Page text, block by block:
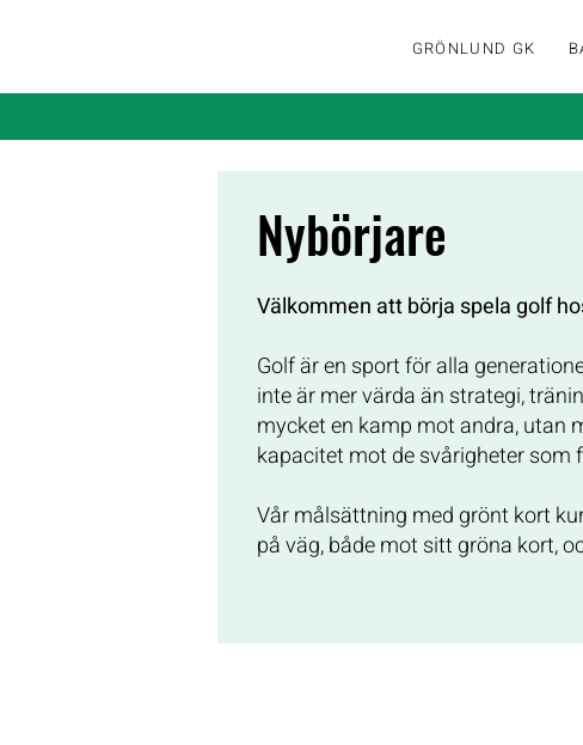
GRÖNLUND GK
Nybörjare
Välkommen att börja spela golf
Golf är en sport för alla
inte är mer värda än strategi,
mycket en kamp mot andra, utan
kapacitet mot de svårigheter som
Vår målsättning med grönt kort
på väg, både mot sitt gröna kort,